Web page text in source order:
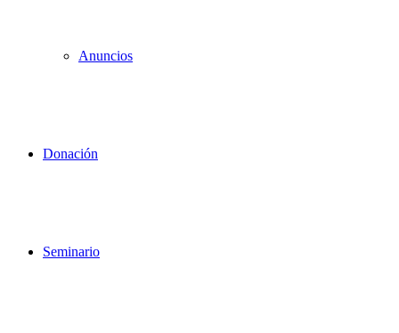
Anuncios
Donación
Seminario